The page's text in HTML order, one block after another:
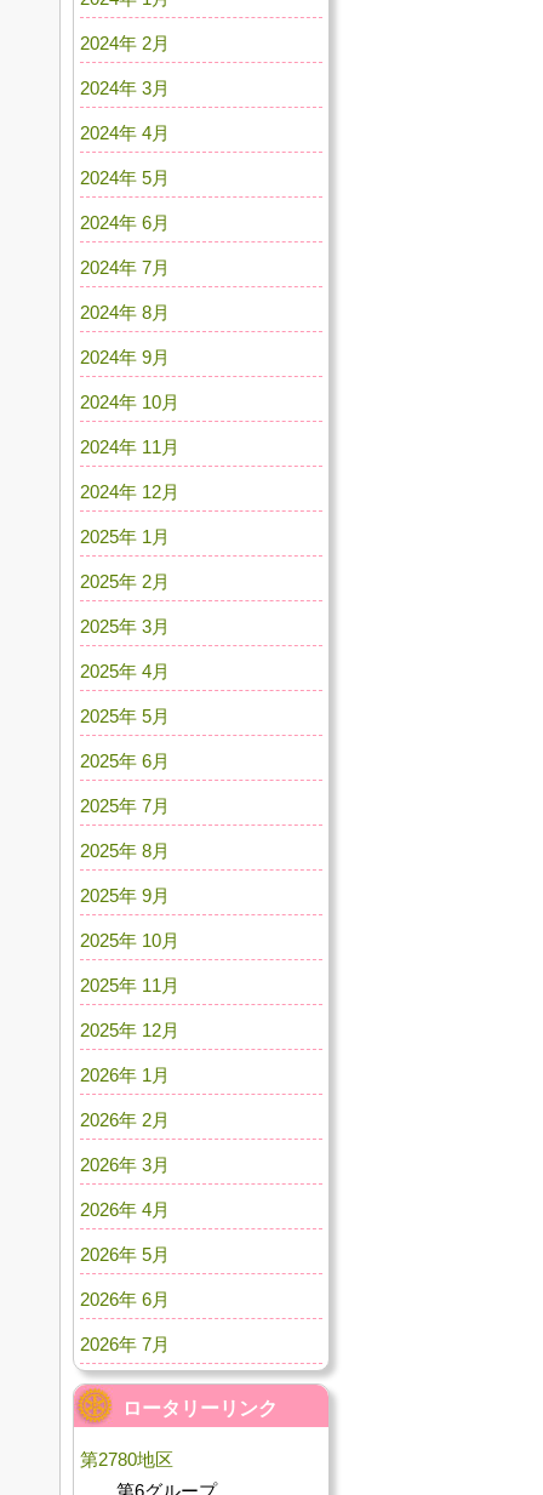
2024年 2月
2024年 3月
2024年 4月
2024年 5月
2024年 6月
2024年 7月
2024年 8月
2024年 9月
2024年 10月
2024年 11月
2024年 12月
2025年 1月
2025年 2月
2025年 3月
2025年 4月
2025年 5月
2025年 6月
2025年 7月
2025年 8月
2025年 9月
2025年 10月
2025年 11月
2025年 12月
2026年 1月
2026年 2月
2026年 3月
2026年 4月
2026年 5月
2026年 6月
2026年 7月
ロータリーリンク
第2780地区
第6グループ